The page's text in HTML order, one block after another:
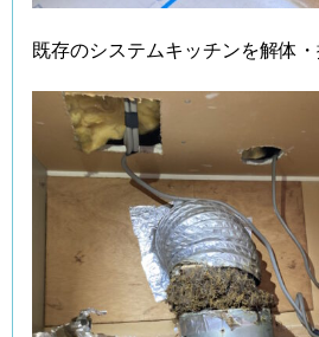
既存のシステムキッチンを解体・